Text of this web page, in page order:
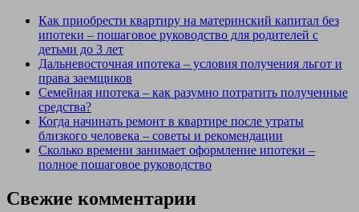
Как приобрести квартиру на материнский капитал без
ипотеки – пошаговое руководство для родителей с
детьми до 3 лет
Дальневосточная ипотека – условия получения льгот и
права заемщиков
Семейная ипотека – как разумно потратить полученные
средства?
Когда начинать ремонт в квартире после утраты
близкого человека – советы и рекомендации
Сколько времени занимает оформление ипотеки –
полное пошаговое руководство
Свежие комментарии